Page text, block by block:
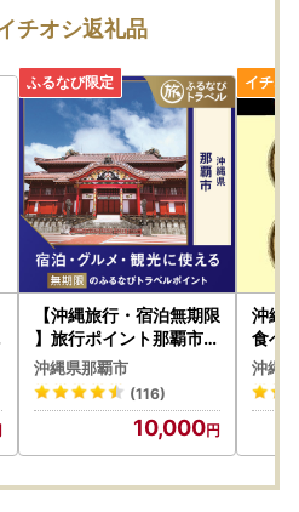
願い申し上げます。
チオシ返礼品
【沖縄旅行・宿泊無期限
】旅行ポイント那覇市ふ
るなびトラベルポイント
沖縄県那覇市
(116)
10,000
沖縄
食べ
沖縄
人気
沖縄